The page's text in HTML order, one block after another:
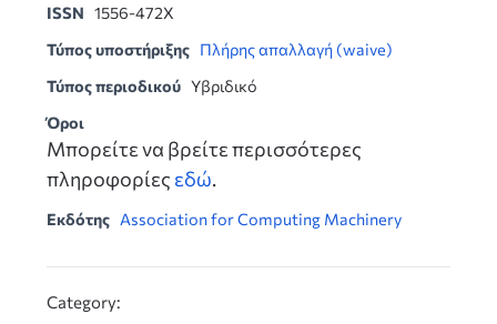
ISSN 1556-472X
Τύπος υποστήριξης Πλήρης απαλλαγή (waive)
Τύπος περιοδικού Υβριδικό
Όροι
Μπορείτε να βρείτε περισσότερες
πληροφορίες εδώ.
Εκδότης Association for Computing Machinery
Category: